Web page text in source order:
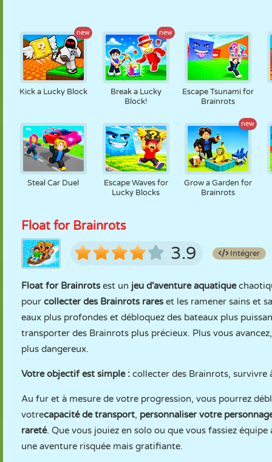
new
Kick a Lucky Block
new
Break a Lucky
Block!
Escape Tsunami for
Brainrots
Steal Car Duel
Escape Waves for
Lucky Blocks
new
Grow a Garden for
Brainrots
Float for Brainrots
3.9 Intégrer
Float for Brainrotsest un jeu d'aventure aquatique
pour collecter des Brainrots rareset les ramener sains et
eaux plus profondes et débloquez des bateaux plus
transporter des Brainrots plus précieux. Plus vous
plus dangereux.
Votre objectif est simple : collecter des Brainrots,
Au fur et à mesure de votre progression, vous pourrez
votrecapacité de transport, personnaliser votre
rareté. Que vous jouiez en solo ou que vous fassiez
une aventure risquée mais gratifiante.